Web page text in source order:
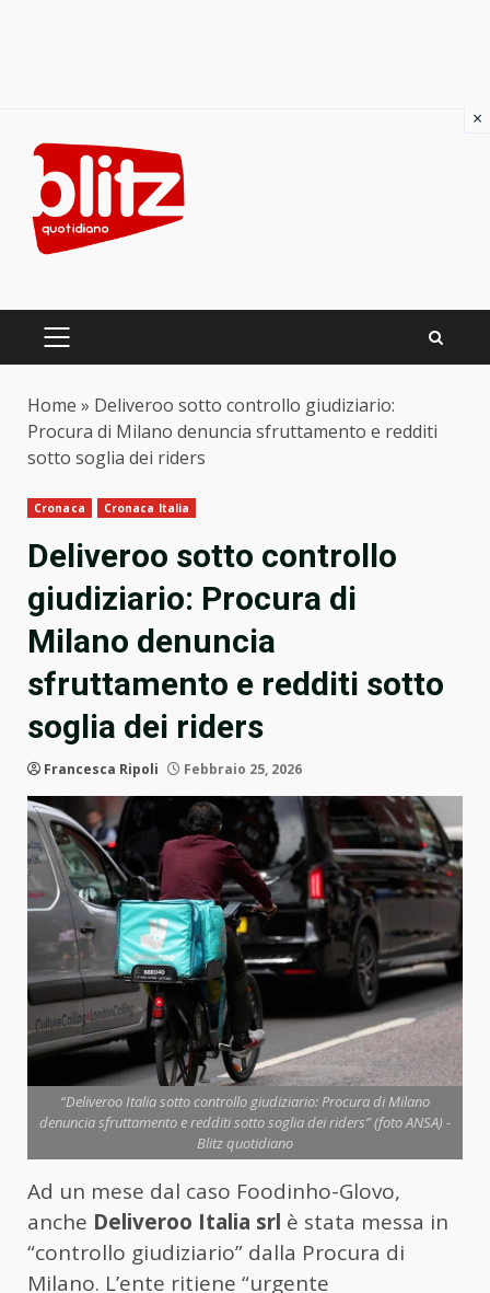
content
PRIMARY
Home » Deliveroo sotto controllo giudiziario:
Procura di Milano denuncia sfruttamento e redditi
sotto soglia dei riders
Cronaca Cronaca Italia
Deliveroo sotto controllo
giudiziario: Procura di
Milano denuncia
sfruttamento e redditi sotto
soglia dei riders
Francesca Ripoli Febbraio 25, 2026
“Deliveroo Italia sotto controllo giudiziario: Procura di Milano
denuncia sfruttamento e redditi sotto soglia dei riders” (foto ANSA) -
Blitz quotidiano
Ad un mese dal caso Foodinho-Glovo,
anche Deliveroo Italia srl è stata messa in
“controllo giudiziario” dalla Procura di
Milano. L’ente ritiene “urgente
×